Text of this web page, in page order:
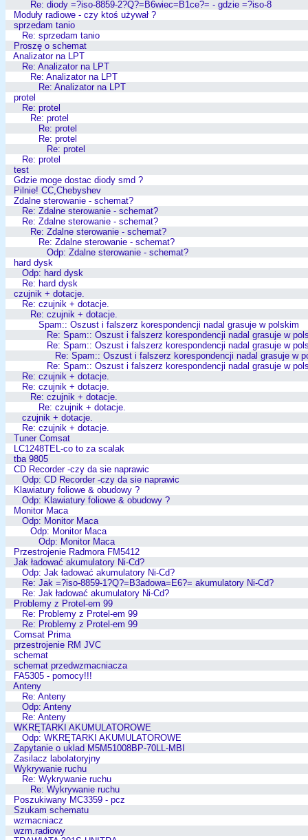
Re: diody =?iso-8859-2?Q?=B6wiec=B1ce?= - gdzie =?iso-8
Moduły radiowe - czy ktoś używał ?
sprzedam tanio
Re: sprzedam tanio
Proszę o schemat
Analizator na LPT
Re: Analizator na LPT
Re: Analizator na LPT
Re: Analizator na LPT
protel
Re: protel
Re: protel
Re: protel
Re: protel
Re: protel
Re: protel
test
Gdzie moge dostac diody smd ?
Pilnie! CC,Chebyshev
Zdalne sterowanie - schemat?
Re: Zdalne sterowanie - schemat?
Re: Zdalne sterowanie - schemat?
Re: Zdalne sterowanie - schemat?
Re: Zdalne sterowanie - schemat?
Odp: Zdalne sterowanie - schemat?
hard dysk
Odp: hard dysk
Re: hard dysk
czujnik + dotacje.
Re: czujnik + dotacje.
Re: czujnik + dotacje.
Spam:: Oszust i falszerz korespondencji nadal grasuje w polskim
Re: Spam:: Oszust i falszerz korespondencji nadal grasuje w
Re: Spam:: Oszust i falszerz korespondencji nadal grasuje w
Re: Spam:: Oszust i falszerz korespondencji nadal grasuje w
Re: Spam:: Oszust i falszerz korespondencji nadal grasuje w
Re: czujnik + dotacje.
Re: czujnik + dotacje.
Re: czujnik + dotacje.
Re: czujnik + dotacje.
czujnik + dotacje.
Re: czujnik + dotacje.
Tuner Comsat
LC1248TEL-co to za scalak
tba 9805
CD Recorder -czy da sie naprawic
Odp: CD Recorder -czy da sie naprawic
Klawiatury foliowe & obudowy ?
Odp: Klawiatury foliowe & obudowy ?
Monitor Maca
Odp: Monitor Maca
Odp: Monitor Maca
Odp: Monitor Maca
Przestrojenie Radmora FM5412
Jak ładować akumulatory Ni-Cd?
Odp: Jak ładować akumulatory Ni-Cd?
Re: Jak =?iso-8859-1?Q?=B3adowa=E6?= akumulatory Ni-Cd?
Re: Jak ładować akumulatory Ni-Cd?
Problemy z Protel-em 99
Re: Problemy z Protel-em 99
Re: Problemy z Protel-em 99
Comsat Prima
przestrojenie RM JVC
schemat
schemat przedwzmacniacza
FA5305 - pomocy!!!
Anteny
Re: Anteny
Odp: Anteny
Re: Anteny
WKRĘTARKI AKUMULATOROWE
Odp: WKRĘTARKI AKUMULATOROWE
Zapytanie o uklad M5M51008BP-70LL-MBI
Zasilacz labolatoryjny
Wykrywanie ruchu
Re: Wykrywanie ruchu
Re: Wykrywanie ruchu
Poszukiwany MC3359 - pcz
Szukam schematu
wzmacniacz
wzm.radiowy